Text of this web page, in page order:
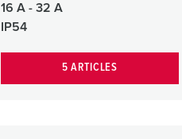
16 A - 32 A
IP54
5 ARTICLES